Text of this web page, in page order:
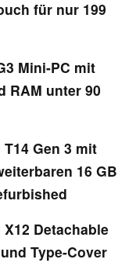
für nur 199
Mini-PC mit
RAM unter 90
Gen 3 mit
16 GB
Detachable
Type-Cover